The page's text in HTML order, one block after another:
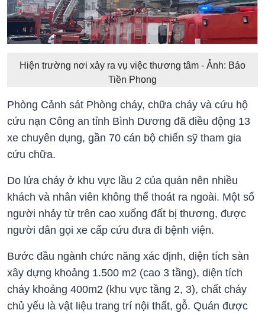
Hiện trường nơi xảy ra vụ việc thương tâm - Ảnh: Báo
Tiền Phong
Phòng Cảnh sát Phòng cháy, chữa cháy và cứu hộ
cứu nạn Công an tỉnh Bình Dương đã điều động 13
xe chuyên dụng, gần 70 cán bộ chiến sỹ tham gia
cứu chữa.
Do lửa cháy ở khu vực lầu 2 của quán nên nhiều
khách và nhân viên không thể thoát ra ngoài. Một số
người nhảy từ trên cao xuống đất bị thương, được
người dân gọi xe cấp cứu đưa đi bệnh viện.
Bước đầu ngành chức năng xác định, diện tích sàn
xây dựng khoảng 1.500 m2 (cao 3 tầng), diện tích
cháy khoảng 400m2 (khu vực tầng 2, 3), chất cháy
chủ yếu là vật liệu trang trí nội thất, gỗ. Quán được